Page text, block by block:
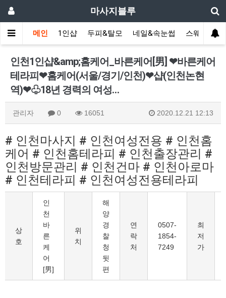
마사지블루
메인 1인샵 두피&탈모 네일&속눈썹 스웨디시(
인천1인샵&amp;홈케어_바른케어[男] ❤바른케어
테라피❤홈케어(서울/경기/인천)❤샵(인천논현
역)❤♧18년 경력의 여성…
관리자 0 16051 2020.12.21 12:13
# 인천마사지 # 인천여성전용 # 인천홈
케어 # 인천홈테라피 # 인천출장관리 #
인천방문관리 # 인천건마 # 인천아로마
# 인천테라피 # 인천여성전용테라피
상
호
인
천
바
른
케
어
[男]
위
치
해
양
경
찰
청
뒷
편
연
락
처
0507-
1854-
7249
최
저
가